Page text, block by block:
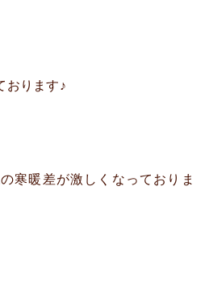
おります♪
寒暖差が激しくなっておりま